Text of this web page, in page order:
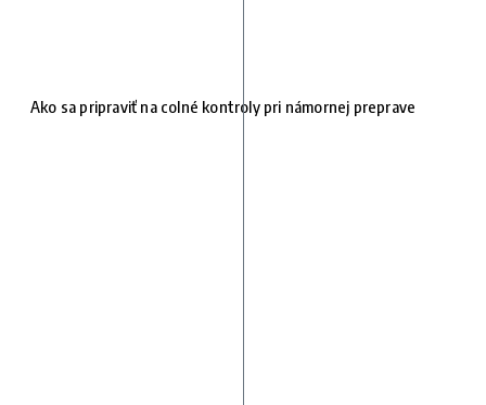
Ako sa pripraviť na colné kontroly pri námornej preprave